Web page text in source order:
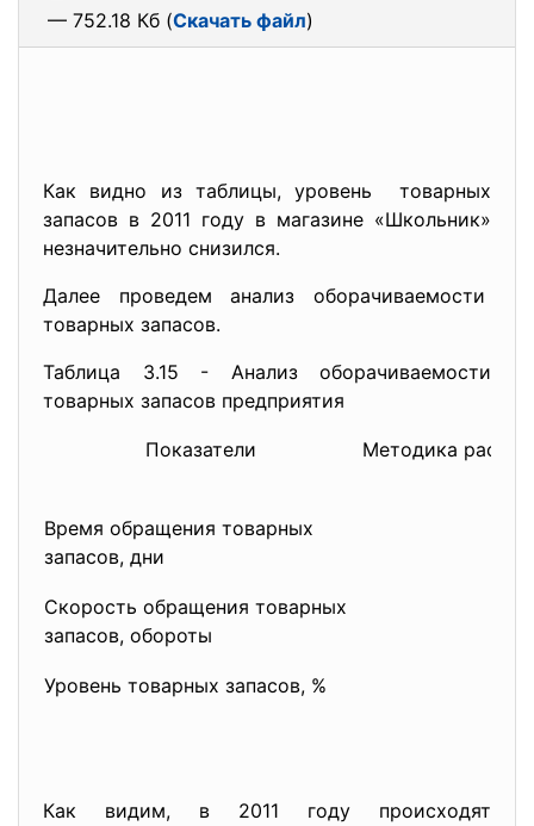
— 752.18 Кб (Скачать файл)
Как видно из таблицы, уровень товарных
запасов в 2011 году в магазине «Школьник»
незначительно снизился.
Далее проведем анализ оборачиваемости
товарных запасов.
Таблица 3.15 - Анализ оборачиваемости
товарных запасов предприятия
Показатели Методика
Время обращения товарных
запасов, дни
Скорость обращения товарных
запасов, обороты
Уровень товарных запасов, %
Как видим, в 2011 году происходят